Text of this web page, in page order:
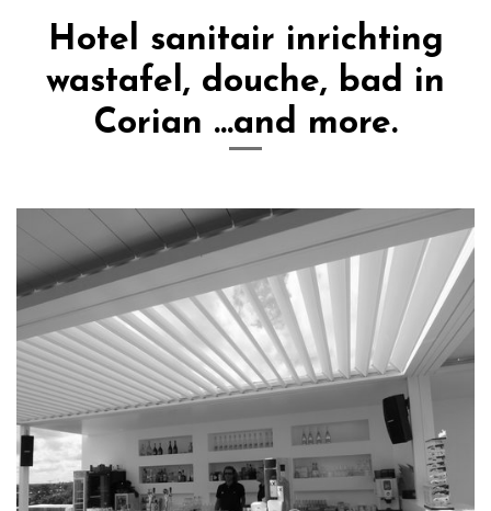
Hotel sanitair inrichting
wastafel, douche, bad in
Corian ...and more.